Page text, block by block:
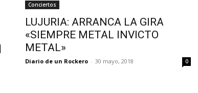
Conciertos
LUJURIA: ARRANCA LA GIRA
«SIEMPRE METAL INVICTO
METAL»
Diario de un Rockero - 30 mayo, 2018 0